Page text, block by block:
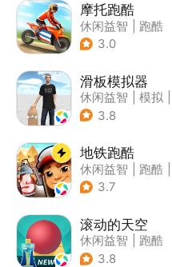
摩托跑酷
休闲益智
跑酷
| 摩托车
3.0
滑板模拟器
休闲益智 模拟
| 卡通
3.8
地铁跑酷
休闲益智 跑酷
| 创梦天地
3.7
滚动的天空
休闲益智
跑酷
| 女性向
3.8